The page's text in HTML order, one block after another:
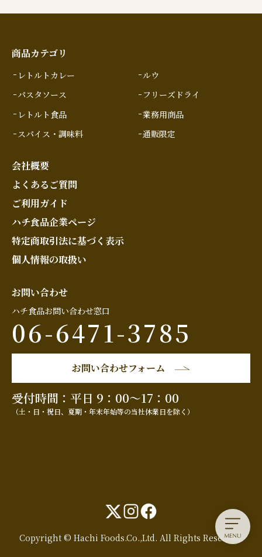
商品カテゴリ
レトルトカレー
パスタソース
レトルト食品
スパイス・調味料
ルウ
フリーズドライ
業務用商品
通販限定
会社概要
よくあるご質問
ご利用ガイド
ハチ食品企業ページ
特定商取引法に基づく表示
個人情報の取扱い
お問い合わせ
ハチ食品お問い合わせ窓口
06-6471-3785
お問い合わせフォーム
受付時間：平日 9：00～17：00
（土・日・祝日、夏期・年末年始等の当社休業日を除く）
Copyright © Hachi Foods.Co.,Ltd. All Rights Reserved.